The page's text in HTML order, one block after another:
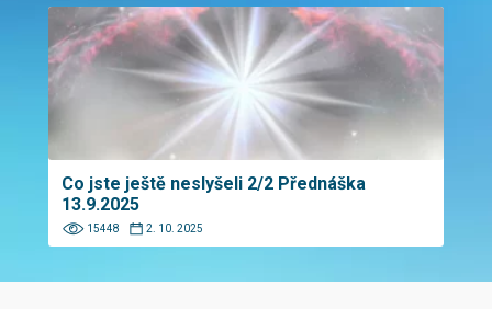
Co jste ještě neslyšeli 2/2 Přednáška
13.9.2025
15448 2. 10. 2025